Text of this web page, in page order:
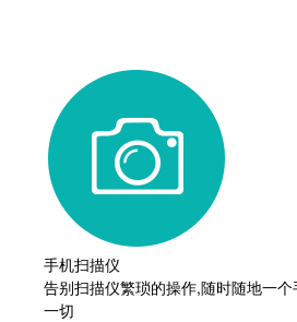
手机扫描仪
告别扫描仪繁琐的操作,随时随地一个
一切